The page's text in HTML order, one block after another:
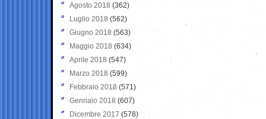
Agosto 2018 (362)
Luglio 2018 (562)
Giugno 2018 (563)
Maggio 2018 (634)
Aprile 2018 (547)
Marzo 2018 (599)
Febbraio 2018 (571)
Gennaio 2018 (607)
Dicembre 2017 (578)